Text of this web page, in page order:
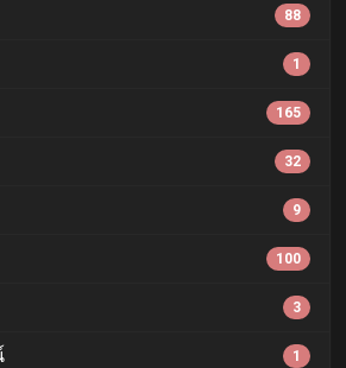
88
1
165
32
9
100
3
1